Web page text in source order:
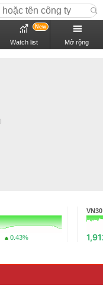
Watch list
New
Mở rộng
0.43%
VN30